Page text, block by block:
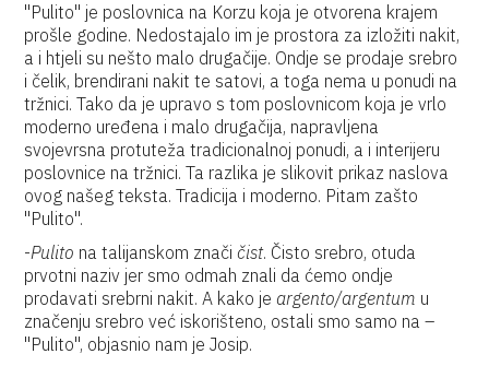
''Pulito'' je poslovnica na Korzu koja je otvorena krajem
prošle godine. Nedostajalo im je prostora za izložiti nakit,
a i htjeli su nešto malo drugačije. Ondje se prodaje srebro
i čelik, brendirani nakit te satovi, a toga nema u ponudi na
tržnici. Tako da je upravo s tom poslovnicom koja je vrlo
moderno uređena i malo drugačija, napravljena
svojevrsna protuteža tradicionalnoj ponudi, a i interijeru
poslovnice na tržnici. Ta razlika je slikovit prikaz naslova
ovog našeg teksta. Tradicija i moderno. Pitam zašto
''Pulito''.
-Pulito na talijanskom značičist. Čisto srebro, otuda
prvotni naziv jer smo odmah znali da ćemo ondje
prodavati srebrni nakit. A kako jeargento/argentum u
značenju srebro već iskorišteno, ostali smo samo na –
''Pulito'', objasnio nam je Josip.